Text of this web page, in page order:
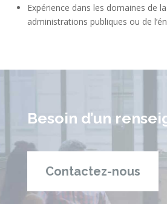
Expérience dans les domaines de
administrations publiques ou de
Besoin d’un
Contactez-nous